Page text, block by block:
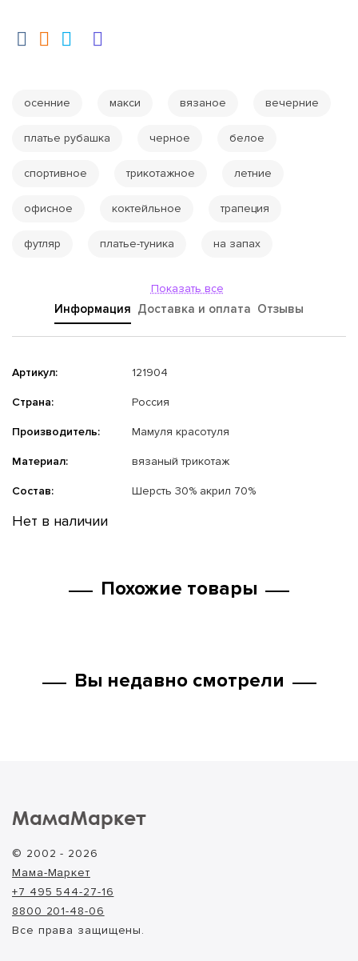
осенние макси вязаное вечерние
платье рубашка черное белое
спортивное трикотажное летние
офисное коктейльное трапеция
футляр платье-туника на запах
Показать все
Информация Доставка и оплата Отзывы
Артикул: 121904
Страна: Россия
Производитель: Мамуля красотуля
Материал: вязаный трикотаж
Состав: Шерсть 30% акрил 70%
Нет в наличии
Похожие товары
Вы недавно смотрели
МамаМаркет
© 2002 - 2026
Мама-Маркет
+7 495 544-27-16
8800 201-48-06
Все права защищены.